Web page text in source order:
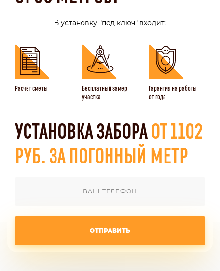
В установку "под ключ" входит:
Расчет сметы
Бесплатный замер
участка
Гарантия на работы
от года
УСТАНОВКА ЗАБОРАОТ 1102
РУБ. ЗА ПОГОННЫЙ МЕТР
ОТПРАВИТЬ